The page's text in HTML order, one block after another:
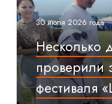
30 июля 2026 года
Несколько
проверили
фестиваля